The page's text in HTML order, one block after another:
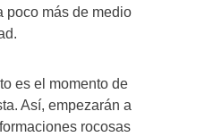
poco más de medio
es el momento de
Así, empezarán a
rocosas